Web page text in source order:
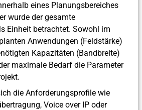
eines Planungsbereiches
wurde der gesamte
Einheit betrachtet. Sowohl im
Anwendungen (Feldstärke)
Kapazitäten (Bandbreite)
maximale Bedarf die Parameter
die Anforderungsprofile wie
Voice over IP oder